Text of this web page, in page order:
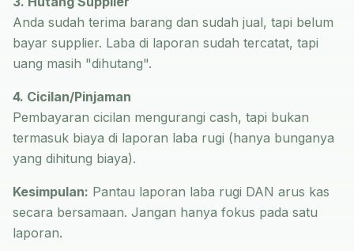
Anda sudah terima barang dan sudah jual, tapi belum
bayar supplier. Laba di laporan sudah tercatat, tapi
uang masih "dihutang".
4. Cicilan/Pinjaman
Pembayaran cicilan mengurangi cash, tapi bukan
termasuk biaya di laporan laba rugi (hanya bunganya
yang dihitung biaya).
Kesimpulan: Pantau laporan laba rugi DAN arus kas
secara bersamaan. Jangan hanya fokus pada satu
laporan.